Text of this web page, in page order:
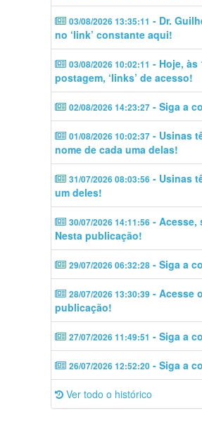
03/08/2026 13:35:11 - Dr.
no ‘link’ constante aqui!
03/08/2026 10:02:11 - Hoje, às
postagem, ‘links’ de acesso!
02/08/2026 14:23:27 - Siga a
01/08/2026 10:02:37 - Usinas
nome de cada uma delas!
31/07/2026 08:03:56 - Usinas
um deles!
30/07/2026 14:11:56 - Acesse,
Nesta publicação!
29/07/2026 06:32:28 - Siga a
28/07/2026 13:30:39 - Acesse
publicação!
27/07/2026 11:49:51 - Siga a
26/07/2026 12:52:20 - Siga a
Ver todo o histórico